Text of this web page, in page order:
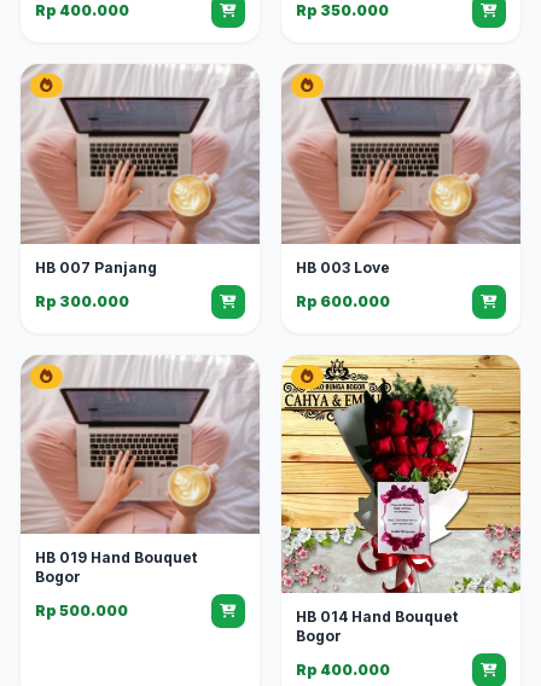
Rp 400.000
Rp 350.000
HB 007 Panjang
Rp 300.000
HB 003 Love
Rp 600.000
HB 019 Hand Bouquet
Bogor
Rp 500.000
HB 014 Hand Bouquet
Bogor
Rp 400.000